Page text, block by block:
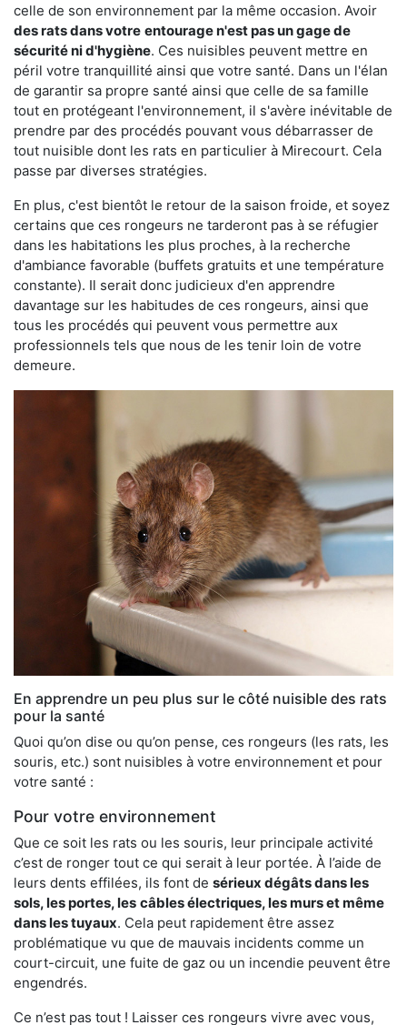
celle de son environnement par la même occasion. Avoir
des rats dans votre entourage n'est pas un gage de
sécurité ni d'hygiène. Ces nuisibles peuvent mettre en
péril votre tranquillité ainsi que votre santé. Dans un l'élan
de garantir sa propre santé ainsi que celle de sa famille
tout en protégeant l'environnement, il s'avère inévitable de
prendre par des procédés pouvant vous débarrasser de
tout nuisible dont les rats en particulier à Mirecourt. Cela
passe par diverses stratégies.
En plus, c'est bientôt le retour de la saison froide, et soyez
certains que ces rongeurs ne tarderont pas à se réfugier
dans les habitations les plus proches, à la recherche
d'ambiance favorable (buffets gratuits et une température
constante). Il serait donc judicieux d'en apprendre
davantage sur les habitudes de ces rongeurs, ainsi que
tous les procédés qui peuvent vous permettre aux
professionnels tels que nous de les tenir loin de votre
demeure.
En apprendre un peu plus sur le côté nuisible des rats
pour la santé
Quoi qu’on dise ou qu’on pense, ces rongeurs (les rats, les
souris, etc.) sont nuisibles à votre environnement et pour
votre santé :
Pour votre environnement
Que ce soit les rats ou les souris, leur principale activité
c’est de ronger tout ce qui serait à leur portée. À l’aide de
leurs dents effilées, ils font de sérieux dégâts dans les
sols, les portes, les câbles électriques, les murs et même
dans les tuyaux. Cela peut rapidement être assez
problématique vu que de mauvais incidents comme un
court-circuit, une fuite de gaz ou un incendie peuvent être
engendrés.
Ce n’est pas tout ! Laisser ces rongeurs vivre avec vous,